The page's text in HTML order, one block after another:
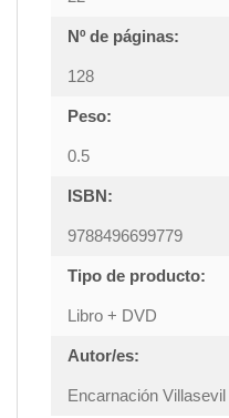
Nº de páginas:
128
Peso:
0.5
ISBN:
9788496699779
Tipo de producto:
Libro + DVD
Autor/es:
Encarnación Villasevil